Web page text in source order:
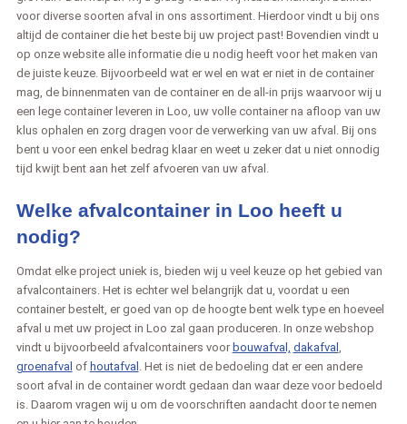
voor diverse soorten afval in ons assortiment. Hierdoor vindt u bij ons
altijd de container die het beste bij uw project past! Bovendien vindt u
op onze website alle informatie die u nodig heeft voor het maken van
de juiste keuze. Bijvoorbeeld wat er wel en wat er niet in de container
mag, de binnenmaten van de container en de all-in prijs waarvoor wij u
een lege container leveren in Loo, uw volle container na afloop van uw
klus ophalen en zorg dragen voor de verwerking van uw afval. Bij ons
bent u voor een enkel bedrag klaar en weet u zeker dat u niet onnodig
tijd kwijt bent aan het zelf afvoeren van uw afval.
Welke afvalcontainer in Loo heeft u
nodig?
Omdat elke project uniek is, bieden wij u veel keuze op het gebied van
afvalcontainers. Het is echter wel belangrijk dat u, voordat u een
container bestelt, er goed van op de hoogte bent welk type en hoeveel
afval u met uw project in Loo zal gaan produceren. In onze webshop
vindt u bijvoorbeeld afvalcontainers voor bouwafval, dakafval ,
groenafval of houtafval . Het is niet de bedoeling dat er een andere
soort afval in de container wordt gedaan dan waar deze voor bedoeld
is. Daarom vragen wij u om de voorschriften aandacht door te nemen